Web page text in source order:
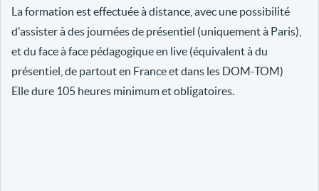
La formation est effectuée à distance, avec une possibilité
d'assister à des journées de présentiel (uniquement à Paris),
et du face à face pédagogique en live (équivalent à du
présentiel, de partout en France et dans les DOM-TOM)
Elle dure 105 heures minimum et obligatoires.